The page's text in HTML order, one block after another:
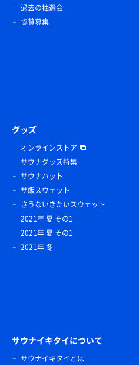
過去の抽選会
協賛募集
グッズ
オンラインストア
サウナグッズ特集
サウナハット
サ飯スウェット
さうないきたいスウェット
2021年 夏 その1
2021年 夏 その1
2021年 冬
サウナイキタイについて
サウナイキタイとは